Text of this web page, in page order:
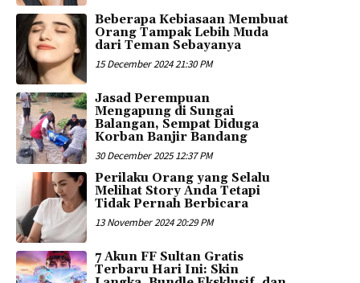
Beberapa Kebiasaan Membuat
Orang Tampak Lebih Muda
dari Teman Sebayanya
15 December 2024 21:30 PM
Jasad Perempuan
Mengapung di Sungai
Balangan, Sempat Diduga
Korban Banjir Bandang
30 December 2025 12:37 PM
Perilaku Orang yang Selalu
Melihat Story Anda Tetapi
Tidak Pernah Berbicara
13 November 2024 20:29 PM
7 Akun FF Sultan Gratis
Terbaru Hari Ini: Skin